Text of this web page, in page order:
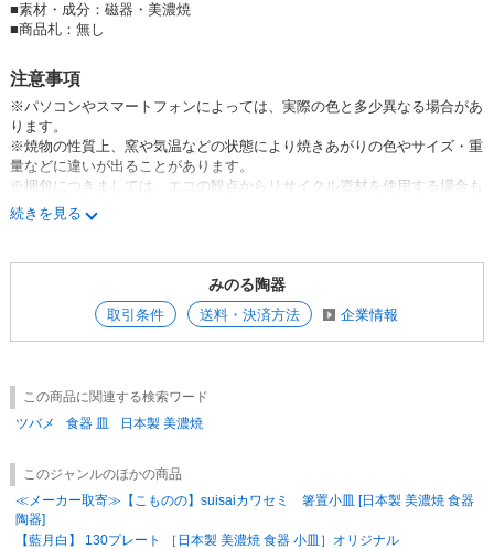
■素材・成分：磁器・美濃焼
■商品札：無し
注意事項
※パソコンやスマートフォンによっては、実際の色と多少異なる場合があ
ります。
※焼物の性質上、窯や気温などの状態により焼きあがりの色やサイズ・重
量などに違いが出ることがあります。
※梱包につきましては、エコの観点からリサイクル資材を使用する場合も
あります。
※釉薬のムラや溜まりによる凸凹や鉄粉などがみられる場合があります
にはならない“やきもの”の魅力のひとつになります。お届けする商品はメ
ーカー・弊社の検品に通過しており、不良品やB品、アウトレット品では
ございませんのでご安心ください。
続きを見る
みのる陶器
取引条件 送料・決済方法 企業情報
この商品に関連する検索ワード
ツバメ
食器 皿 日本製 美濃焼
このジャンルのほかの商品
≪メーカー取寄≫【こものの】suisaiカワセミ 箸置小皿 [日本製 美濃焼 食器
陶器]
【藍月白】 130プレート ［日本製 美濃焼 食器 小皿］オリジナル